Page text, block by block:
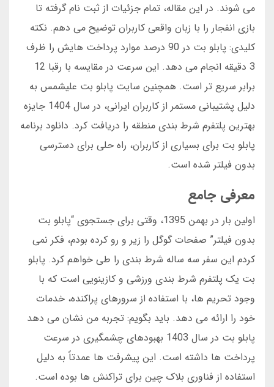
می شوند. در این مقاله، تمام جزئیات از ثبت نام گرفته تا
بازی انفجار را با زبان واقعی کاربران توضیح می دهم. نکته
کلیدی: پابلو بت در 90 درصد موارد پرداخت هایش را ظرف
3 دقیقه انجام می دهد. این سرعت در مقایسه با رقبا 12
برابر سریع تر است. همچنین سایت پابلو بت علیشمس به
دلیل پشتیبانی مستمر از کاربران ایرانی، در سال 1404 جایزه
بهترین پلتفرم شرط بندی منطقه را دریافت کرد. دانلود برنامه
پابلو بت برای بسیاری از کاربران، راه حلی برای دسترسی
بدون فیلتر شده است.
معرفی جامع
اولین بار در بهمن 1395، وقتی برای جستجوی “پابلو بت
بدون فیلتر” صفحات گوگل را زیر و رو کرده بودم، فکر نمی
کردم این سفر سه ساله شرط بندی را طی خواهم کرد. پابلو
بت یک پلتفرم شرط بندی ورزشی و کازینویی است که با
وجود تحریم ها، با استفاده از سرورهای پراکنده، خدمات
خود را ارائه می دهد. باید بگویم: تجربه من نشان می دهد
پابلو بت در سال 1403 بهبودهای چشمگیری در سرعت
پرداخت ها داشته است. این پیشرفت ها عمدتاً به دلیل
استفاده از فناوری بلاک چین برای تراکنش ها بوده است.